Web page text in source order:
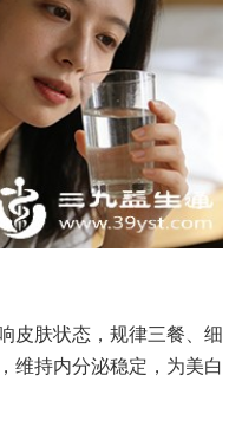
皮肤状态，规律三餐、细
维持内分泌稳定，为美白